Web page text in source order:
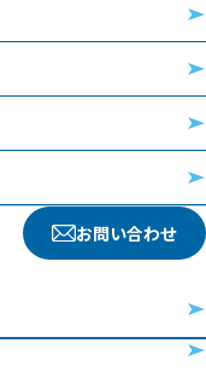
お問い合わせ